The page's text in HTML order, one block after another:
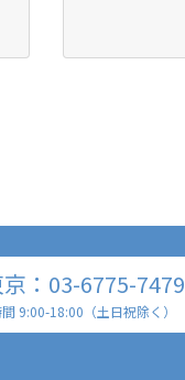
：03-6775-7479
9:00-18:00（土日祝除く）